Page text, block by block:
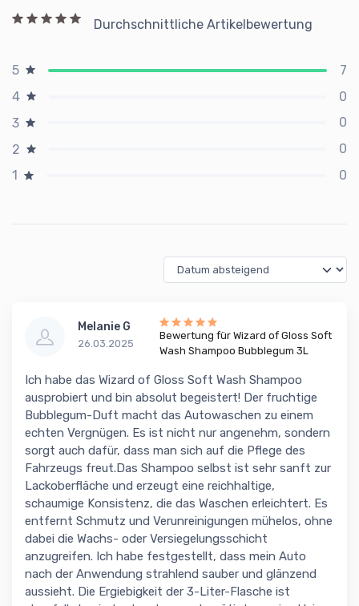
Durchschnittliche Artikelbewertung
5
7
4
0
3
0
2
0
1
0
Melanie G
26.03.2025
Bewertung für Wizard of Gloss Soft
Wash Shampoo Bubblegum 3L
Ich habe das Wizard of Gloss Soft Wash Shampoo
ausprobiert und bin absolut begeistert! Der fruchtige
Bubblegum-Duft macht das Autowaschen zu einem
echten Vergnügen. Es ist nicht nur angenehm, sondern
sorgt auch dafür, dass man sich auf die Pflege des
Fahrzeugs freut.Das Shampoo selbst ist sehr sanft zur
Lackoberfläche und erzeugt eine reichhaltige,
schaumige Konsistenz, die das Waschen erleichtert. Es
entfernt Schmutz und Verunreinigungen mühelos, ohne
dabei die Wachs- oder Versiegelungsschicht
anzugreifen. Ich habe festgestellt, dass mein Auto
nach der Anwendung strahlend sauber und glänzend
aussieht. Die Ergiebigkeit der 3-Liter-Flasche ist